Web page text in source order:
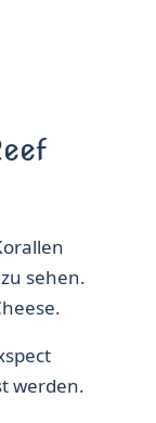
sehen.
werden.